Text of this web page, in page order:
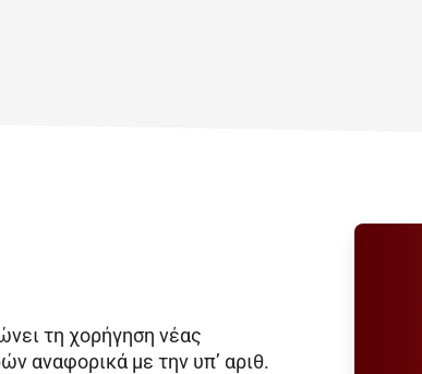
τη χορήγηση νέας
αναφορικά με την υπ’ αριθ.